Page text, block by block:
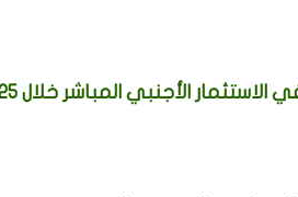
الأجنبي المباشر خلال 2025